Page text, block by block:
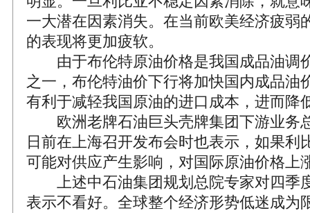
一大潜在因素消失。在当前欧美经济疲弱
的表现将更加疲软。
由于布伦特原油价格是我国成品油调
之一，布伦特油价下行将加快国内成品油
有利于减轻我国原油的进口成本，进而降
欧洲老牌石油巨头壳牌集团下游业务
日前在上海召开发布会时也表示，如果利
可能对供应产生影响，对国际原油价格上
上述中石油集团规划总院专家对四季
表示不看好。全球整个经济形势低迷成为